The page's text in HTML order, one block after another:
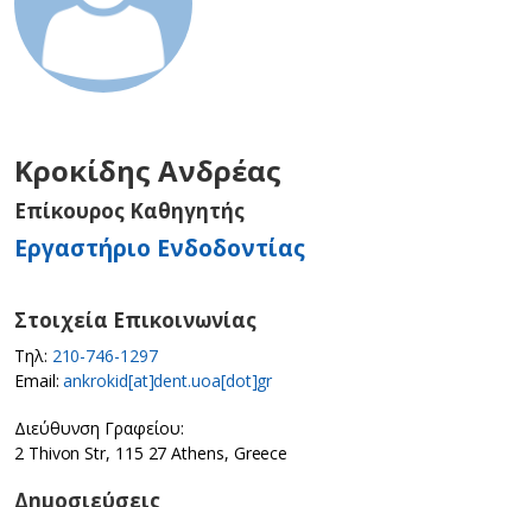
Κροκίδης Ανδρέας
Επίκουρος Καθηγητής
Εργαστήριο Ενδοδοντίας
Στοιχεία Επικοινωνίας
Τηλ: 210-746-1297
Email:ankrokid[at]dent.uoa[dot]gr
Διεύθυνση Γραφείου:
2 Thivon Str, 115 27 Athens, Greece
Δημοσιεύσεις